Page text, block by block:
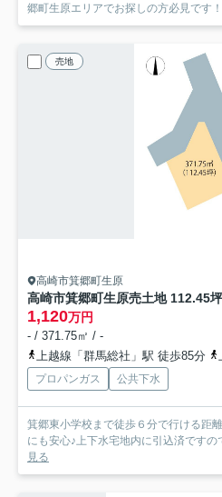
郷町生原エリアでお探しの方必見です
売地
高崎市箕郷町生原
高崎市箕郷町生原売土地 112.45坪
1,120万円
- / 371.75㎡ / -
上越線「群馬総社」駅 徒歩85分
プロパンガス 公共下水
箕郷東小学校まで徒歩６分で行ける距
にも安心♪上下水宅地内に引込済ですの
見る